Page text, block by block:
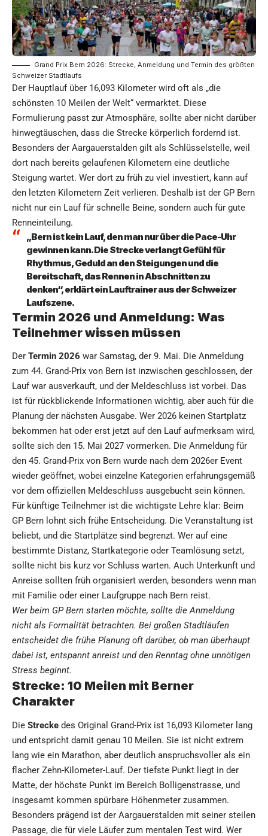
Grand Prix Bern 2026: Strecke, Anmeldung und Termin des größten
Schweizer Stadtlaufs
Der Hauptlauf über 16,093 Kilometer wird oft als „die
schönsten 10 Meilen der Welt“ vermarktet. Diese
Formulierung passt zur Atmosphäre, sollte aber nicht darüber
hinwegtäuschen, dass die Strecke körperlich fordernd ist.
Besonders der Aargauerstalden gilt als Schlüsselstelle, weil
dort nach bereits gelaufenen Kilometern eine deutliche
Steigung wartet. Wer dort zu früh zu viel investiert, kann auf
den letzten Kilometern Zeit verlieren. Deshalb ist der GP Bern
nicht nur ein Lauf für schnelle Beine, sondern auch für gute
Renneinteilung.
„Bern ist kein Lauf, den man nur über die Pace-Uhr
gewinnen kann. Die Strecke verlangt Gefühl für
Rhythmus, Geduld an den Steigungen und die
Bereitschaft, das Rennen in Abschnitten zu
denken“, erklärt ein Lauftrainer aus der Schweizer
Laufszene.
Termin 2026 und Anmeldung: Was
Teilnehmer wissen müssen
Der Termin 2026 war Samstag, der 9. Mai. Die Anmeldung
zum 44. Grand-Prix von Bern ist inzwischen geschlossen, der
Lauf war ausverkauft, und der Meldeschluss ist vorbei. Das
ist für rückblickende Informationen wichtig, aber auch für die
Planung der nächsten Ausgabe. Wer 2026 keinen Startplatz
bekommen hat oder erst jetzt auf den Lauf aufmerksam wird,
sollte sich den 15. Mai 2027 vormerken. Die Anmeldung für
den 45. Grand-Prix von Bern wurde nach dem 2026er Event
wieder geöffnet, wobei einzelne Kategorien erfahrungsgemäß
vor dem offiziellen Meldeschluss ausgebucht sein können.
Für künftige Teilnehmer ist die wichtigste Lehre klar: Beim
GP Bern lohnt sich frühe Entscheidung. Die Veranstaltung ist
beliebt, und die Startplätze sind begrenzt. Wer auf eine
bestimmte Distanz, Startkategorie oder Teamlösung setzt,
sollte nicht bis kurz vor Schluss warten. Auch Unterkunft und
Anreise sollten früh organisiert werden, besonders wenn man
mit Familie oder einer Laufgruppe nach Bern reist.
Wer beim GP Bern starten möchte, sollte die Anmeldung
nicht als Formalität betrachten. Bei großen Stadtläufen
entscheidet die frühe Planung oft darüber, ob man überhaupt
dabei ist, entspannt anreist und den Renntag ohne unnötigen
Stress beginnt.
Strecke: 10 Meilen mit Berner
Charakter
Die Strecke des Original Grand-Prix ist 16,093 Kilometer lang
und entspricht damit genau 10 Meilen. Sie ist nicht extrem
lang wie ein Marathon, aber deutlich anspruchsvoller als ein
flacher Zehn-Kilometer-Lauf. Der tiefste Punkt liegt in der
Matte, der höchste Punkt im Bereich Bolligenstrasse, und
insgesamt kommen spürbare Höhenmeter zusammen.
Besonders prägend ist der Aargauerstalden mit seiner steilen
Passage, die für viele Läufer zum mentalen Test wird. Wer